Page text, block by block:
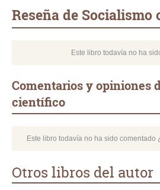
Reseña de
Este libro todavía no ha
Comentarios y opiniones
científico
Este libro todavía no ha sido comentado
Otros libros del autor